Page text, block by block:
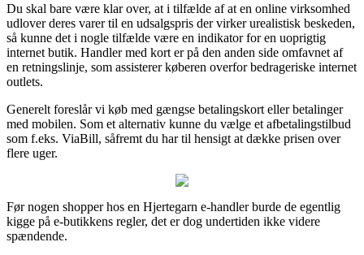
Du skal bare være klar over, at i tilfælde af at en online virksomhed
udlover deres varer til en udsalgspris der virker urealistisk beskeden,
så kunne det i nogle tilfælde være en indikator for en uoprigtig
internet butik. Handler med kort er på den anden side omfavnet af
en retningslinje, som assisterer køberen overfor bedrageriske internet
outlets.
Generelt foreslår vi køb med gængse betalingskort eller betalinger
med mobilen. Som et alternativ kunne du vælge et afbetalingstilbud
som f.eks. ViaBill, såfremt du har til hensigt at dække prisen over
flere uger.
Før nogen shopper hos en Hjertegarn e-handler burde de egentlig
kigge på e-butikkens regler, det er dog undertiden ikke videre
spændende.